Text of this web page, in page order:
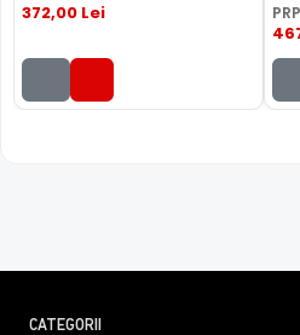
372,00 Lei
CATEGORII